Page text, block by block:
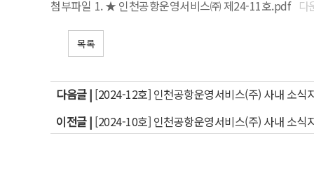
첨부파일 ★ 인천공항운영서비스㈜ 제24-11호.pdf 다
목록
다음글 | [2024-12호] 인천공항운영서비스(주) 사내 소식
이전글 | [2024-10호] 인천공항운영서비스(주) 사내 소식